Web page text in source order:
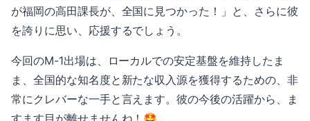
が福岡の高田課長が、全国に見つかった！」と、さらに彼
を誇りに思い、応援するでしょう。
今回のM-1出場は、ローカルでの安定基盤を維持したま
ま、全国的な知名度と新たな収入源を獲得するための、非
常にクレバーな一手と言えます。彼の今後の活躍から、ま